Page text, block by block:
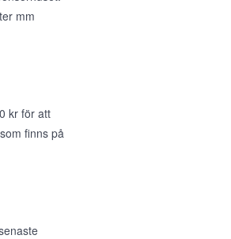
mm
kr för att
finns på